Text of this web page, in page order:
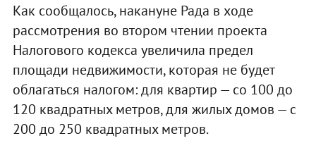
Как сообщалось, накануне Рада в ходе
рассмотрения во втором чтении проекта
Налогового кодекса увеличила предел
площади недвижимости, которая не будет
облагаться налогом: для квартир — со 100 до
120 квадратных метров, для жилых домов — с
200 до 250 квадратных метров.